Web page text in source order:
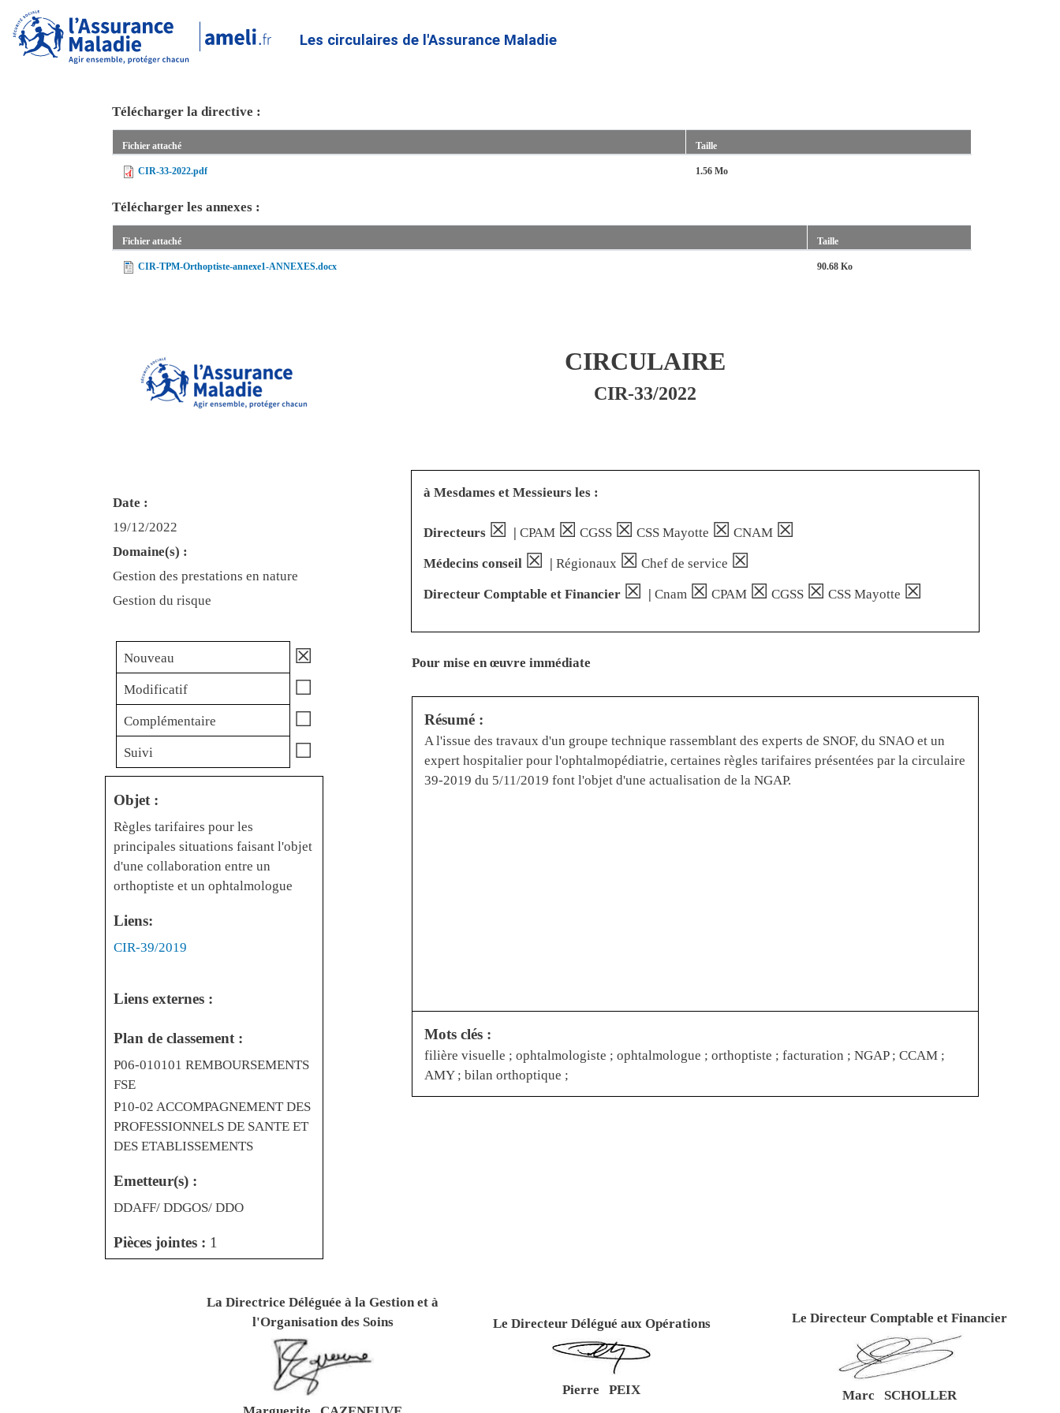
au
contenu
Les circulaires de l'Assurance Maladie
Télécharger la directive :
Fichier attaché Taille
CIR-33-2022.pdf 1.56 Mo
Télécharger les annexes :
Fichier attaché Taille
CIR-TPM-Orthoptiste-annexe1-ANNEXES.docx 90.68 Ko
CIRCULAIRE
CIR-33/2022
Date :
19/12/2022
Domaine(s) :
Gestion des prestations en nature
Gestion du risque
à Mesdames et Messieurs les :
Directeurs ☒ | CPAM ☒ CGSS ☒ CSS Mayotte ☒ CNAM ☒
Médecins conseil ☒ | Régionaux ☒ Chef de service ☒
Directeur Comptable et Financier ☒ | Cnam ☒ CPAM ☒ CGSS ☒ CSS Mayotte ☒
Nouveau ☒
Modificatif ☐
Complémentaire ☐
Suivi ☐
Objet :
Règles tarifaires pour les
principales situations faisant l'objet
d'une collaboration entre un
orthoptiste et un ophtalmologue
Liens:
Liens
CIR-39/2019
Liens externes :
Plan de classement :
P06-010101 REMBOURSEMENTS
FSE
P10-02 ACCOMPAGNEMENT DES
PROFESSIONNELS DE SANTE ET
DES ETABLISSEMENTS
Emetteur(s) :
DDAFF/ DDGOS/ DDO
Pièces jointes : 1
Pour mise en œuvre immédiate
Résumé :
A l'issue des travaux d'un groupe technique rassemblant des experts de SNOF, du SNAO et un
expert hospitalier pour l'ophtalmopédiatrie, certaines règles tarifaires présentées par la circulaire
39-2019 du 5/11/2019 font l'objet d'une actualisation de la NGAP.
Mots clés :
filière visuelle ; ophtalmologiste ; ophtalmologue ; orthoptiste ; facturation ; NGAP ; CCAM ;
AMY ; bilan orthoptique ;
La Directrice Déléguée à la Gestion et à
l'Organisation des Soins
Le Directeur Délégué aux Opérations
Pierre PEIX
Le Directeur Comptable et Financier
Marc SCHOLLER